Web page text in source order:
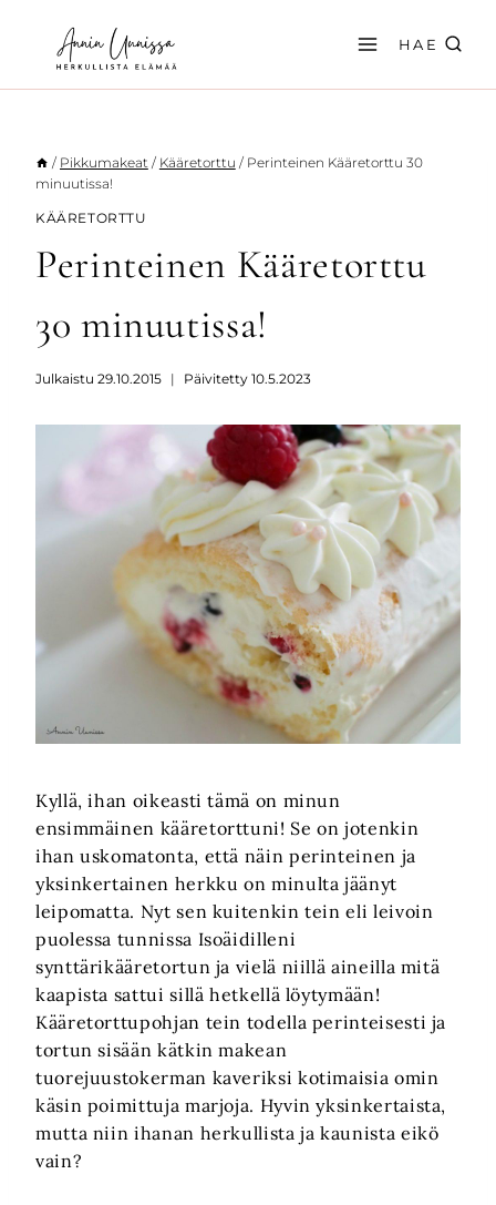
sisältöön
HAE
/ Pikkumakeat / Kääretorttu / Perinteinen Kääretorttu 30
minuutissa!
KÄÄRETORTTU
Perinteinen Kääretorttu
30 minuutissa!
Julkaistu 29.10.2015 Päivitetty 10.5.2023
Kyllä, ihan oikeasti tämä on minun
ensimmäinen kääretorttuni! Se on jotenkin
ihan uskomatonta, että näin perinteinen ja
yksinkertainen herkku on minulta jäänyt
leipomatta. Nyt sen kuitenkin tein eli leivoin
puolessa tunnissa Isoäidilleni
synttärikääretortun ja vielä niillä aineilla mitä
kaapista sattui sillä hetkellä löytymään!
Kääretorttupohjan tein todella perinteisesti ja
tortun sisään kätkin makean
tuorejuustokerman kaveriksi kotimaisia omin
käsin poimittuja marjoja. Hyvin yksinkertaista,
mutta niin ihanan herkullista ja kaunista eikö
vain?